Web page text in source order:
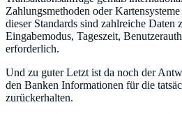
Zahlungsmethoden oder
dieser Standards sind zahlreiche Daten
Eingabemodus, Tageszeit,
erforderlich.
Und zu guter Letzt ist da noch der
den Banken Informationen für die
zurückerhalten.